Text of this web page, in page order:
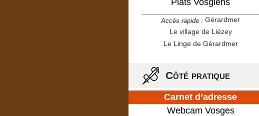
Plats Vosgiens
Accès rapide : Gérardmer
Le village de Liézey
Le Linge de Gérardmer
Côté pratique
Carnet d’adresse
Webcam Vosges